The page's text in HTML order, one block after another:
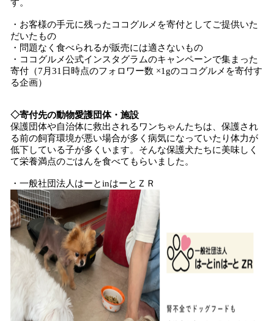
す。
・お客様の手元に残ったココグルメを寄付としてご提供いた
だいたもの
・問題なく食べられるが販売には適さないもの
・ココグルメ公式インスタグラムのキャンペーンで集まった
寄付（7月31日時点のフォロワー数 ×1gのココグルメを寄付す
る企画）
◇寄付先の動物愛護団体・施設
保護団体や自治体に救出されるワンちゃんたちは、保護され
る前の飼育環境が悪い場合が多く病気になっていたり体力が
低下している子が多くいます。そんな保護犬たちに美味しく
て栄養満点のごはんを食べてもらいました。
・一般社団法人はーとinはーとＺＲ